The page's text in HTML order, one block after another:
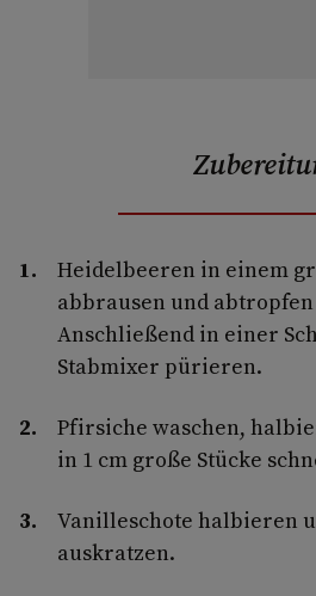
Heidelbeeren in einem
abbrausen und abtropfen
Anschließend in einer
Stabmixer pürieren.
Pfirsiche waschen,
in 1 cm große Stücke
Vanilleschote halbieren
auskratzen.